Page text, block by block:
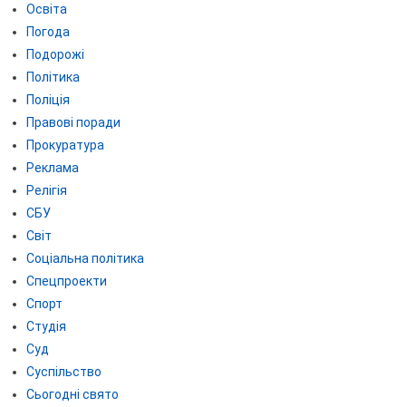
Освіта
Погода
Подорожі
Політика
Поліція
Правові поради
Прокуратура
Реклама
Релігія
СБУ
Світ
Соціальна політика
Спецпроекти
Спорт
Студія
Суд
Суспільство
Сьогодні свято